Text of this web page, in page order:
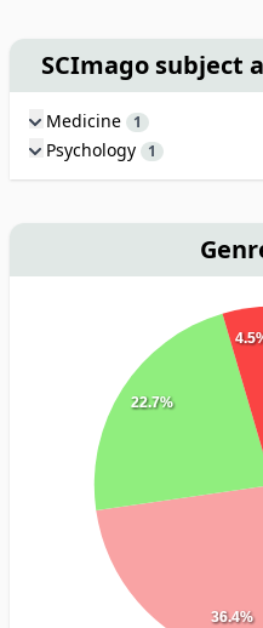
SCImago subject
Medicine 1
Psychology 1
36.4%
22.7%